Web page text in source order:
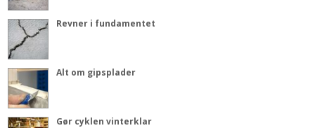
Revner i fundamentet
Alt om gipsplader
Gør cyklen vinterklar